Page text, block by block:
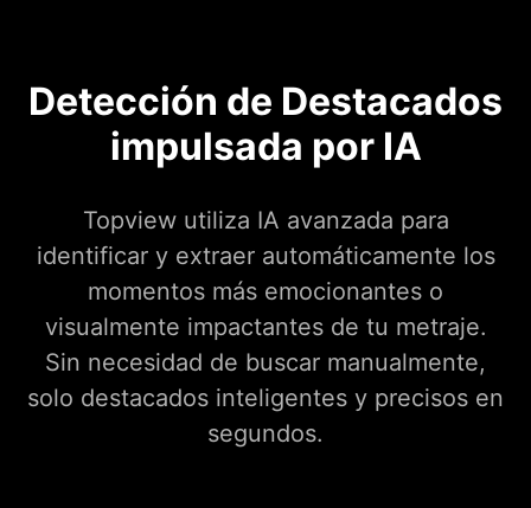
Detección de Destacados
impulsada por IA
Topview utiliza IA avanzada para
identificar y extraer automáticamente los
momentos más emocionantes o
visualmente impactantes de tu metraje.
Sin necesidad de buscar manualmente,
solo destacados inteligentes y precisos en
segundos.